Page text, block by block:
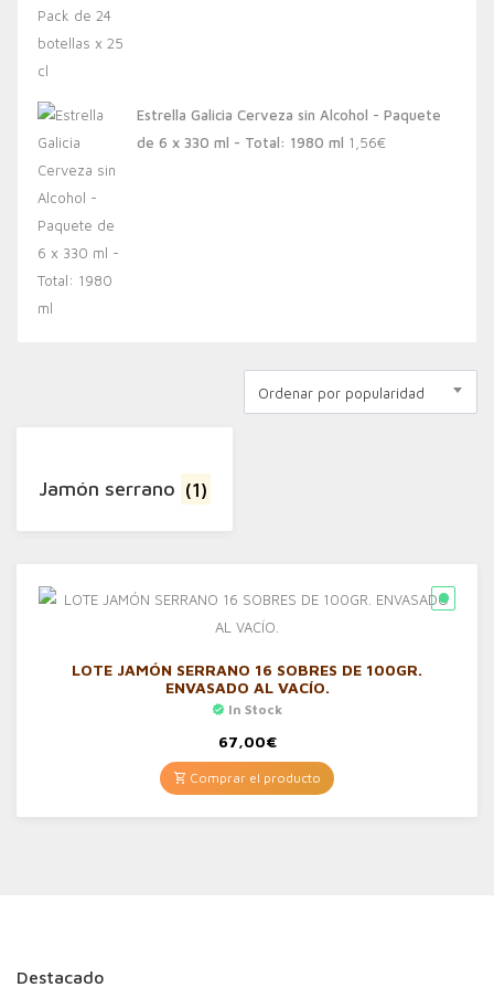
Estrella Galicia Cerveza sin Alcohol - Paquete
de 6 x 330 ml - Total: 1980 ml 1,56€
Ordenar por popularidad
Jamón serrano (1)
LOTE JAMÓN SERRANO 16 SOBRES DE 100GR.
ENVASADO AL VACÍO.
In Stock
67,00€
Comprar el producto
Destacado